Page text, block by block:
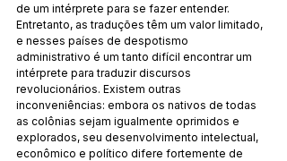
de um intérprete para se fazer entender.
Entretanto, as traduções têm um valor limitado,
e nesses países de despotismo
administrativo é um tanto difícil encontrar um
intérprete para traduzir discursos
revolucionários. Existem outras
inconveniências: embora os nativos de todas
as colônias sejam igualmente oprimidos e
explorados, seu desenvolvimento intelectual,
econômico e político difere fortemente de